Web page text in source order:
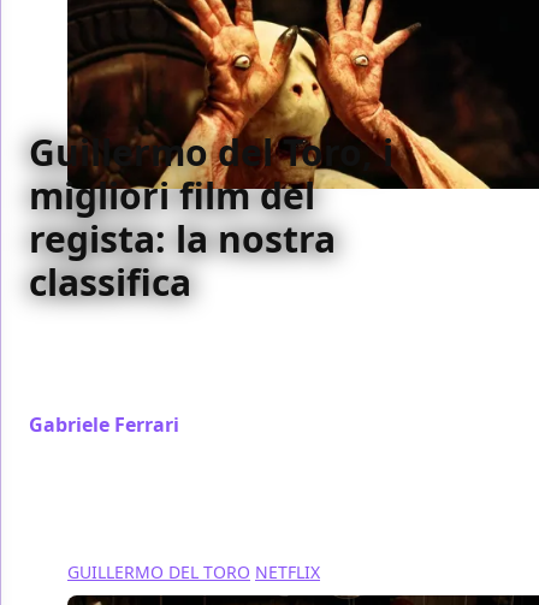
Guillermo del Toro, i
migliori film del
regista: la nostra
classifica
Gabriele Ferrari
GUILLERMO DEL TORO NETFLIX